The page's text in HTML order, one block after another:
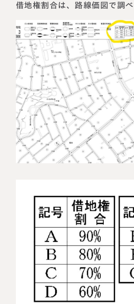
借地権割合は、路線価図で調